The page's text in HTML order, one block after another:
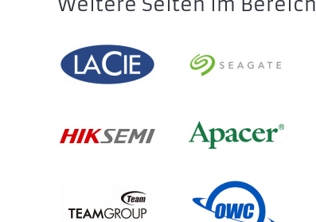
Weitere Seiten im Bereich